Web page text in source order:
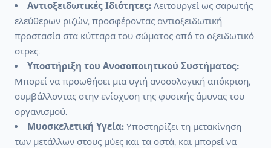
Αντιοξειδωτικές Ιδιότητες: Λειτουργεί ως σαρωτής
ελεύθερων ριζών, προσφέροντας αντιοξειδωτική
προστασία στα κύτταρα του σώματος από το οξειδωτικό
στρες.
Υποστήριξη του Ανοσοποιητικού Συστήματος:
Μπορεί να προωθήσει μια υγιή ανοσολογική απόκριση,
συμβάλλοντας στην ενίσχυση της φυσικής άμυνας του
οργανισμού.
Μυοσκελετική Υγεία: Υποστηρίζει τη μετακίνηση
των μετάλλων στους μύες και τα οστά, και μπορεί να